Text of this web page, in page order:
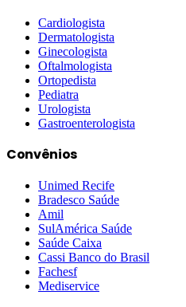
Cardiologista
Dermatologista
Ginecologista
Oftalmologista
Ortopedista
Pediatra
Urologista
Gastroenterologista
Convênios
Unimed Recife
Bradesco Saúde
Amil
SulAmérica Saúde
Saúde Caixa
Cassi Banco do Brasil
Fachesf
Mediservice